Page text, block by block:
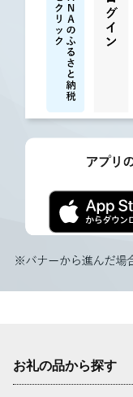
お礼の品から探す